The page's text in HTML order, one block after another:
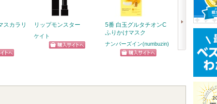
スカラリ リップモンスター
ケイト
5番 白玉グルタチオンC
ふりかけマスク
ナンバーズイン(numbuzin)
超細芯アイブ
ショッ
グサイ